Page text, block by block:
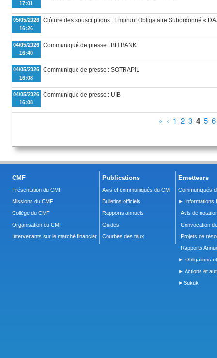
17:01
05/05/2026
16:26
Clôture des souscriptions : Emprunt Obligataire Subordonné «
04/05/2026
16:40
Communiqué de presse : BH BANK
04/05/2026
16:08
Communiqué de presse : SOTRAPIL
04/05/2026
16:08
Communiqué de presse : UIB
« ‹ 1 2 3 4 5 6
CMF
Présentation du CMF
Missions du CMF
Collège du CMF
Organisation du CMF
Intervenants sur le marché financier
Publications
Avis et communiqués du CMF
Bulletins officiels
Rapports annuels
Guides
Courbes des taux
Emetteurs
Communiqués
► Informations
Avis de
Convocation
Projets de
Rapports
► Obligations
► Actions et
►Sukuk